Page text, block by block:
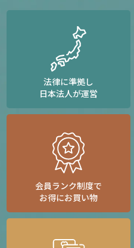
法律に準拠し
日本法人が運営
会員ランク制度で
お得にお買い物